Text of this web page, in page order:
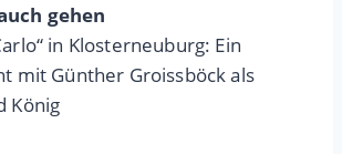
gehen
in Klosterneuburg: Ein
mit Günther Groissböck als
König